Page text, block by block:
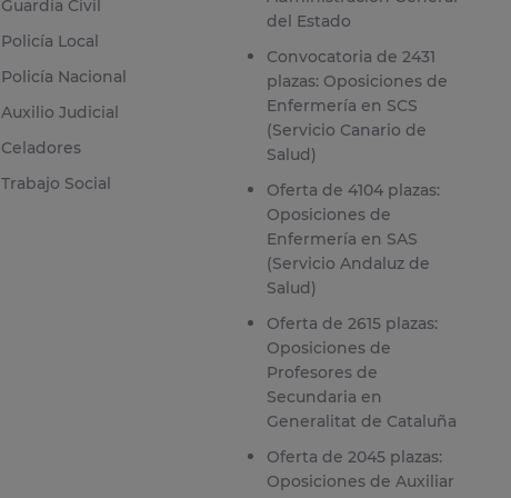
Guardia Civil
Policía Local
Policía Nacional
Auxilio Judicial
Celadores
Trabajo Social
del Estado
Convocatoria de 2431
plazas: Oposiciones de
Enfermería en SCS
(Servicio Canario de
Salud)
Oferta de 4104 plazas:
Oposiciones de
Enfermería en SAS
(Servicio Andaluz de
Salud)
Oferta de 2615 plazas:
Oposiciones de
Profesores de
Secundaria en
Generalitat de Cataluña
Oferta de 2045 plazas:
Oposiciones de Auxiliar